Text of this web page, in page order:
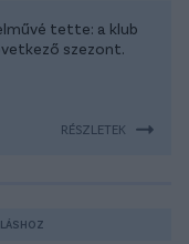
tette: a klub
szezont.
RÉSZLETEK